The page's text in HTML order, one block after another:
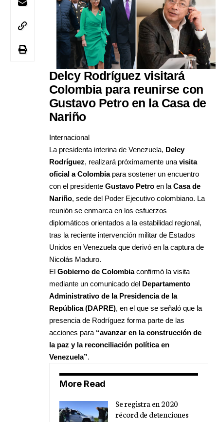
Delcy Rodríguez visitará
Colombia para reunirse con
Gustavo Petro en la Casa de
Nariño
Internacional
La presidenta interina de Venezuela, Delcy
Rodríguez, realizará próximamente una visita
oficial a Colombiapara sostener un encuentro
con el presidente Gustavo Petro en la Casa de
Nariño, sede del Poder Ejecutivo colombiano. La
reunión se enmarca en los esfuerzos
diplomáticos orientados a la estabilidad regional,
tras la reciente intervención militar de Estados
Unidos en Venezuela que derivó en la captura de
Nicolás Maduro.
El Gobierno de Colombiaconfirmó la visita
mediante un comunicado del Departamento
Administrativo de la Presidencia de la
República (DAPRE), en el que se señaló que la
presencia de Rodríguez forma parte de las
acciones para “avanzar en la construcción de
la paz y la reconciliación política en
Venezuela”.
More Read
Se registra en 2020
récord de detenciones